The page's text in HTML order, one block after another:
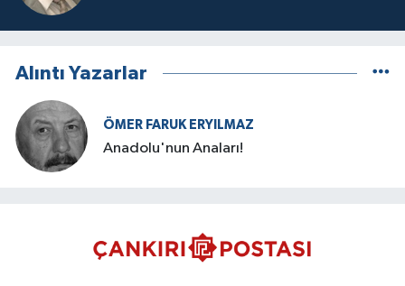
Alıntı Yazarlar
ÖMER FARUK ERYILMAZ
Anadolu'nun Anaları!